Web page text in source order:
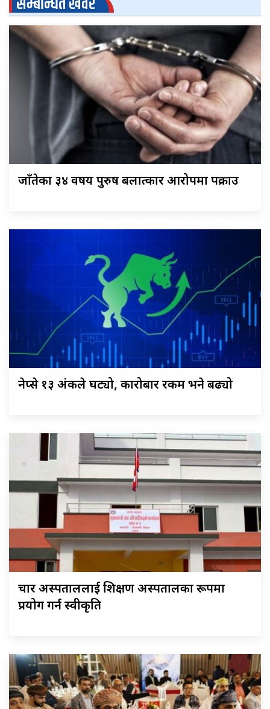
जाँतेका ३४ वर्षीय पुरुष बलात्कार आरोपमा पक्राउ
नेप्से १३ अंकले घट्यो, कारोबार रकम भने बढ्यो
चार अस्पताललाई शिक्षण अस्पतालका रूपमा
प्रयोग गर्न स्वीकृति